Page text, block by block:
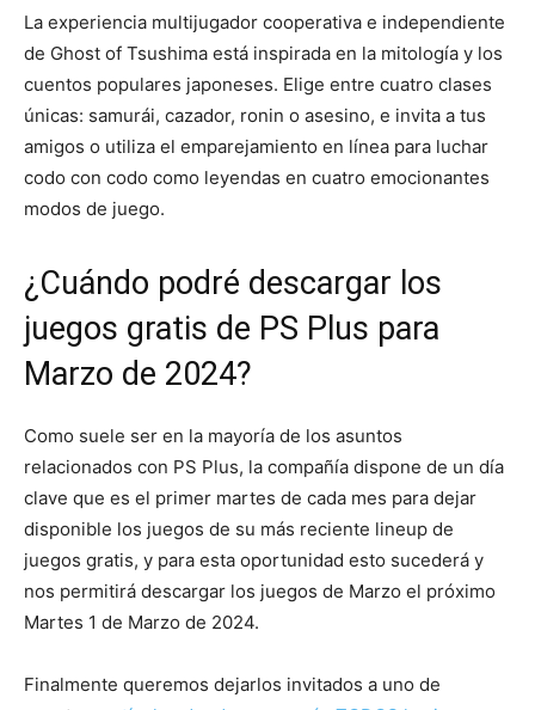
La experiencia multijugador cooperativa e independiente
de Ghost of Tsushima está inspirada en la mitología y los
cuentos populares japoneses. Elige entre cuatro clases
únicas: samurái, cazador, ronin o asesino, e invita a tus
amigos o utiliza el emparejamiento en línea para luchar
codo con codo como leyendas en cuatro emocionantes
modos de juego.
¿Cuándo podré descargar los
juegos gratis de PS Plus para
Marzo de 2024?
Como suele ser en la mayoría de los asuntos
relacionados con PS Plus, la compañía dispone de un día
clave que es el primer martes de cada mes para dejar
disponible los juegos de su más reciente lineup de
juegos gratis, y para esta oportunidad esto sucederá y
nos permitirá descargar los juegos de Marzo el próximo
Martes 1 de Marzo de 2024.
Finalmente queremos dejarlos invitados a uno de